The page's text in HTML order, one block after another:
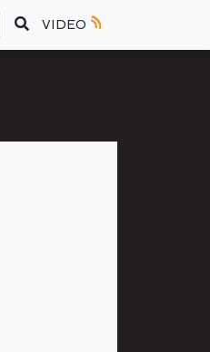
VIDEO